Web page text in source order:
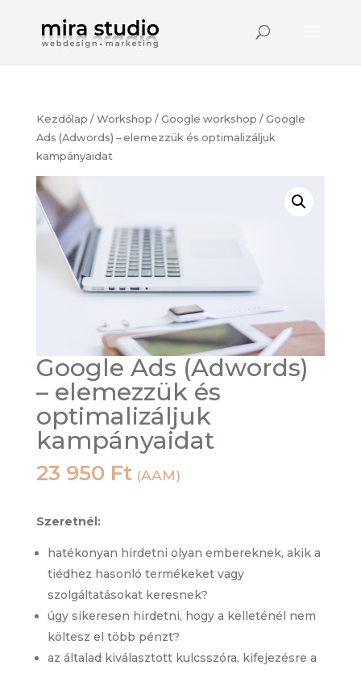
Kezdőlap / Workshop / Google workshop / Google
Ads (Adwords) – elemezzük és optimalizáljuk
kampányaidat
Google Ads (Adwords)
– elemezzük és
optimalizáljuk
kampányaidat
23 950 Ft (AAM)
Szeretnél:
hatékonyan hirdetni olyan embereknek, akik a
tiédhez hasonló termékeket vagy
szolgáltatásokat keresnek?
úgy sikeresen hirdetni, hogy a kelleténél nem
költesz el több pénzt?
az általad kiválasztott kulcsszóra, kifejezésre a